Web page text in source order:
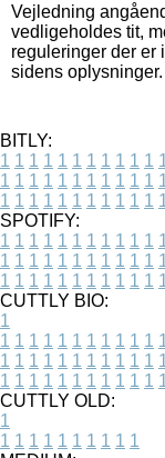
Vejledning
vedligeholdes tit,
reguleringer der
sidens oplysninger.
BITLY:
1 1 1 1 1 1 1 1 1 1 1
1 1 1 1 1 1 1 1 1 1 1
1 1 1 1 1 1 1 1 1 1 1
SPOTIFY:
1 1 1 1 1 1 1 1 1 1 1
1 1 1 1 1 1 1 1 1 1 1
1 1 1 1 1 1 1 1 1 1 1
CUTTLY BIO:
1
1 1 1 1 1 1 1 1 1 1 1
1 1 1 1 1 1 1 1 1 1 1
1 1 1 1 1 1 1 1 1 1 1
CUTTLY OLD:
1
1 1 1 1 1 1 1 1 1 1